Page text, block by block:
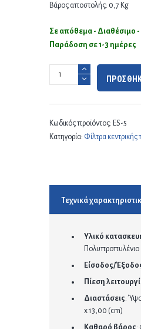
Βάρος αποστολής: 0,7 Kg
Σε απόθεμα - Διαθέσιμο
Παράδοση σε 1-3 ημέρες
Κωδικός προϊόντος: ES-5
Κατηγορία: Φίλτρα
Τεχνικά
Υλικό
Πολυπροπυλένιο
Είσοδος/
Πίεση
Διαστάσεις:
x 13,00 (cm)
Καθαρό βάρος: